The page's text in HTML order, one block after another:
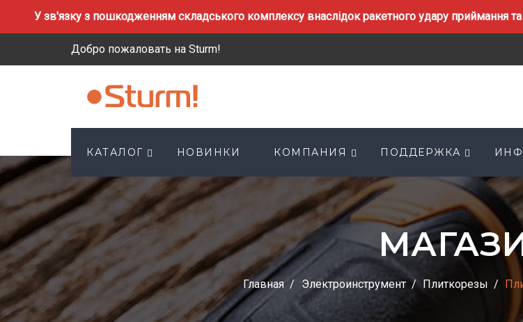
У зв'язку з пошкодженням складського комплексу внаслідок ракетного удару приймання
Добро пожаловать на Sturm!
КАТАЛОГ НОВИНКИ КОМПАНИЯ ПОДДЕРЖКА
Главная Электроинструмент Плиткорезы